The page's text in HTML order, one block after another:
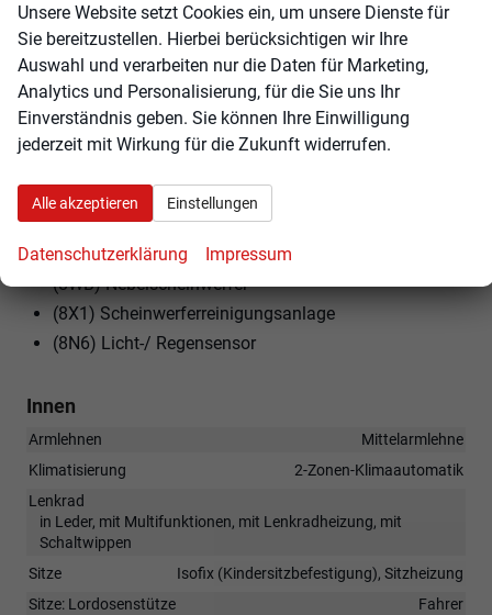
(8IT) LED- Hauptscheinwerfer
(U47) Leichtmetallräder ""SCUTUS"" 7J x 17"" - 4 Stk.
(TA) Loft
(W5F) Parking Paket
(7UH) Radio Bolero
(Sunset)
(3S2) Dachreling schwarz
(1G9) platzsparendes Notrad
(8WB) Nebelscheinwerfer
(8X1) Scheinwerferreinigungsanlage
(8N6) Licht-/ Regensensor
Innen
Armlehnen
Mittelarmlehne
Klimatisierung
2-Zonen-Klimaautomatik
Lenkrad
in Leder, mit Multifunktionen, mit Lenkradheizung, mit
Schaltwippen
Sitze
Isofix (Kindersitzbefestigung), Sitzheizung
Sitze: Lordosenstütze
Fahrer
Unsere Website setzt Cookies ein, um unsere Dienste für
Sie bereitzustellen. Hierbei berücksichtigen wir Ihre
Auswahl und verarbeiten nur die Daten für Marketing,
Analytics und Personalisierung, für die Sie uns Ihr
Einverständnis geben. Sie können Ihre Einwilligung
jederzeit mit Wirkung für die Zukunft widerrufen.
Alle akzeptieren Einstellungen
Datenschutzerklärung Impressum